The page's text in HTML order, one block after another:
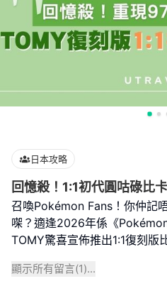
日本攻略
回憶殺！1:1初代圓咕碌比
召喚Pokémon Fans！你仲記
㗎？適逢2026年係《
TOMY驚喜宣佈推出1:1復刻版
顯示所有留言(1)...